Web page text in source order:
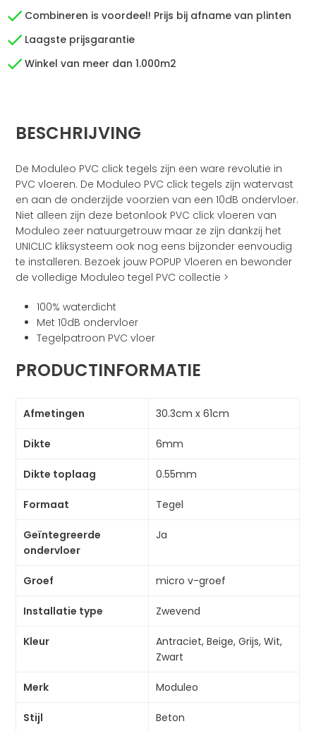
Combineren is voordeel! Prijs bij afname van plinten
Laagste prijsgarantie
Winkel van meer dan 1.000m2
BESCHRIJVING
De Moduleo PVC click tegels zijn een ware revolutie in
PVC vloeren. De Moduleo PVC click tegels zijn watervast
en aan de onderzijde voorzien van een 10dB ondervloer.
Niet alleen zijn deze betonlook PVC click vloeren van
Moduleo zeer natuurgetrouw maar ze zijn dankzij het
UNICLIC kliksysteem ook nog eens bijzonder eenvoudig
te installeren. Bezoek jouw POPUP Vloeren en bewonder
de volledige Moduleo tegel PVC collectie >
100% waterdicht
Met 10dB ondervloer
Tegelpatroon PVC vloer
PRODUCTINFORMATIE
Afmetingen 30.3cm x 61cm
Dikte 6mm
Dikte toplaag 0.55mm
Formaat Tegel
Geïntegreerde
ondervloer
Ja
Groef micro v-groef
Installatie type Zwevend
Kleur
Antraciet, Beige, Grijs, Wit,
Zwart
Merk Moduleo
Stijl Beton